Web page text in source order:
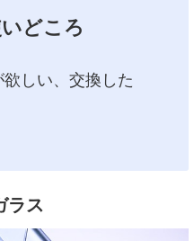
どころ
しい、交換した
ラス